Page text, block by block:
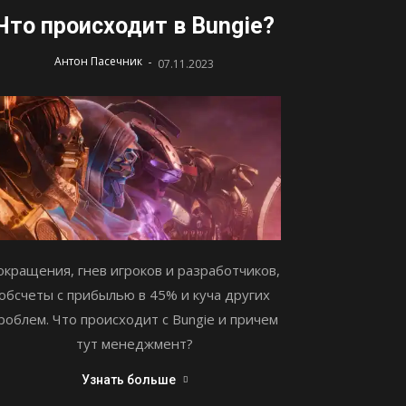
происходит в Bungie?
Антон Пасечник - 07.11.2023
гнев игроков и разработчиков,
с прибылью в 45% и куча других
Что происходит с Bungie и причем
тут менеджмент?
Узнать больше